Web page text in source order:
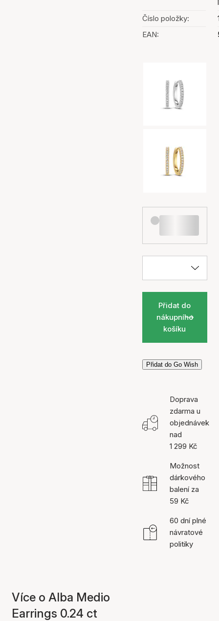
Číslo položky:
EAN:
Přidat do
nákupního
košíku
Přidat do Go Wish
Doprava
zdarma u
objednávek
nad
1 299 Kč
Možnost
dárkového
balení za
59 Kč
60 dní plné
návratové
politiky
Více o Alba Medio
Earrings 0.24 ct